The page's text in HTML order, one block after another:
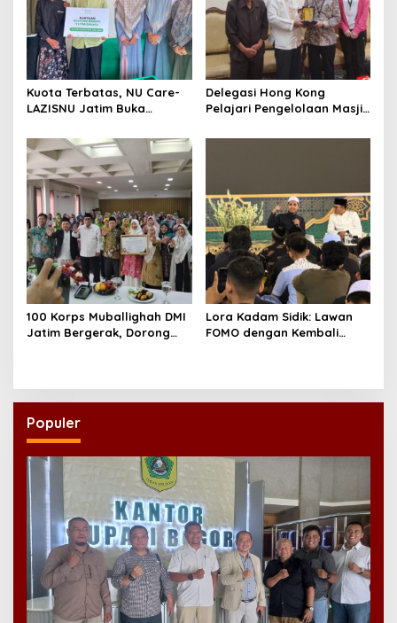
Kuota Terbatas, NU Care-
LAZISNU Jatim Buka
Delegasi Hong Kong
Pelajari Pengelolaan Masjid
100 Korps Muballighah DMI
Jatim Bergerak, Dorong
Lora Kadam Sidik: Lawan
FOMO dengan Kembali
Populer